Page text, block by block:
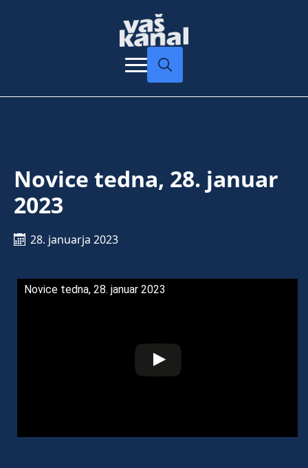
Novice tedna, 28. januar
2023
28. januarja 2023
Novice tedna, 28. januar 2023